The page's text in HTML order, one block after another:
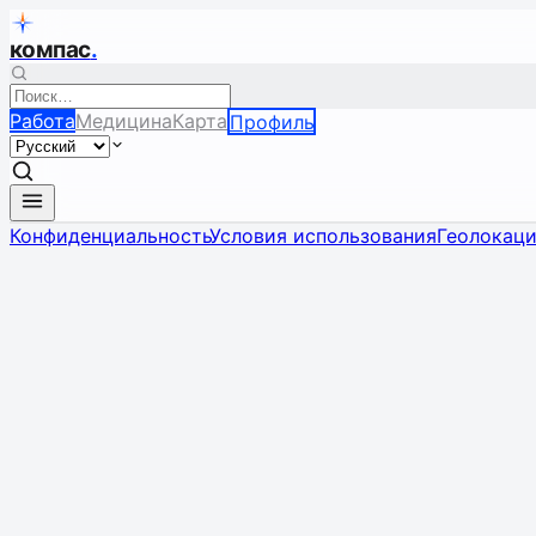
компас.
РаботаМедицинаКарта Профиль
КонфиденциальностьУсловия использования